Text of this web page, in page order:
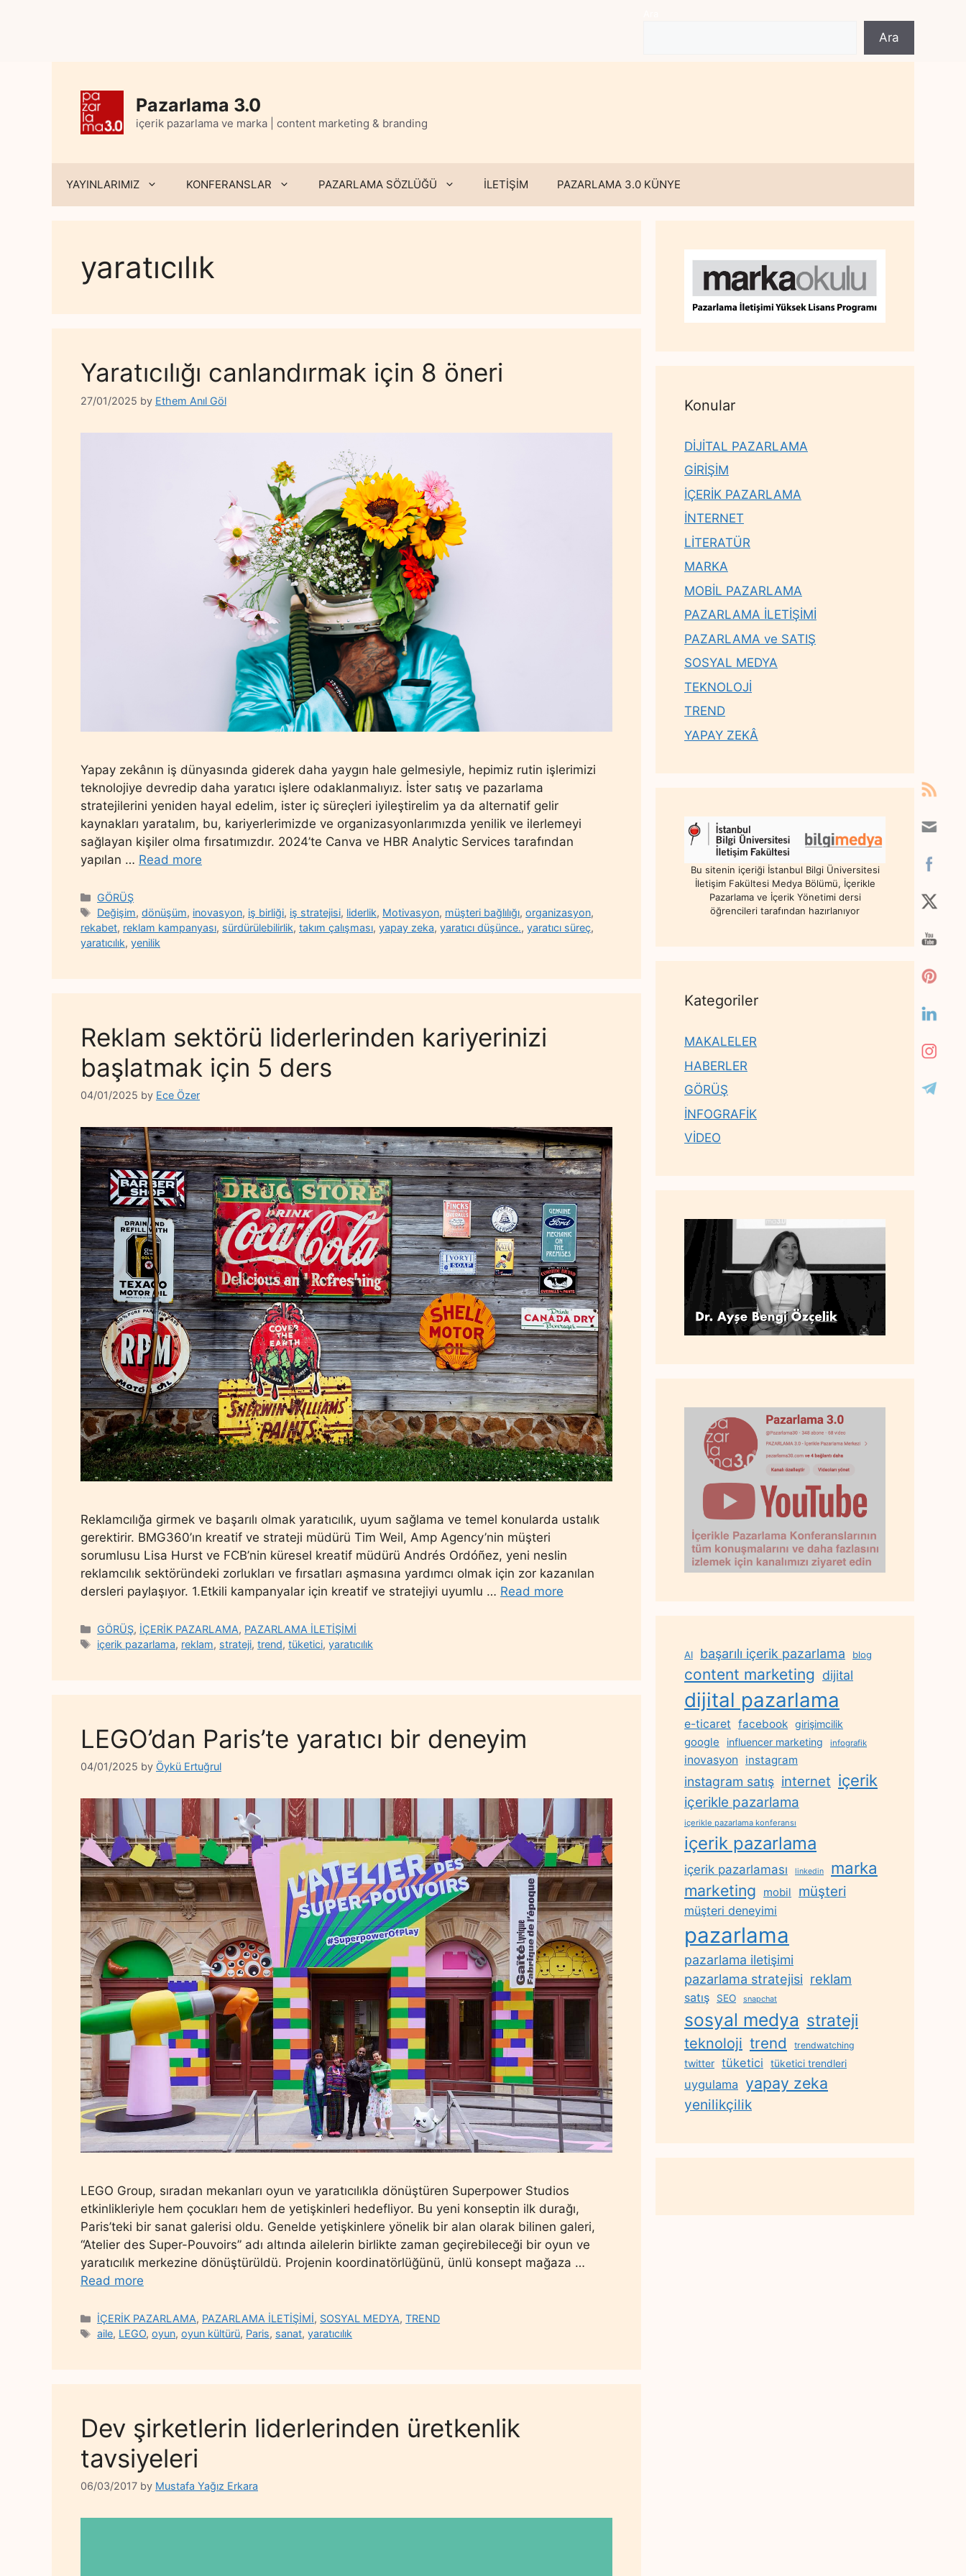
Ara
Pazarlama 3.0
içerik pazarlama ve marka | content marketing & branding
YAYINLARIMIZ KONFERANSLAR PAZARLAMA SÖZLÜĞÜ İLETİŞİM PAZARLAMA 3.0 KÜNYE
yaratıcılık
Yaratıcılığı canlandırmak için 8 öneri
27/01/2025 by Ethem Anıl Göl
Yapay zekânın iş dünyasında giderek daha yaygın hale gelmesiyle, hepimiz rutin işlerimizi
teknolojiye devredip daha yaratıcı işlere odaklanmalıyız. İster satış ve pazarlama
stratejilerini yeniden hayal edelim, ister iç süreçleri iyileştirelim ya da alternatif gelir
kaynakları yaratalım, bu, kariyerlerimizde ve organizasyonlarımızda yenilik ve ilerlemeyi
sağlayan kişiler olma fırsatımızdır. 2024’te Canva ve HBR Analytic Services tarafından
yapılan … Read more
Categories
GÖRÜŞ
Tags
Değişim,dönüşüm, inovasyon, iş birliği, iş stratejisi, liderlik, Motivasyon, müşteri bağlılığı,organizasyon,
rekabet, reklam kampanyası, sürdürülebilirlik, takım çalışması, yapay zeka, yaratıcı düşünce., yaratıcı süreç,
yaratıcılık, yenilik
Reklam sektörü liderlerinden kariyerinizi
başlatmak için 5 ders
04/01/2025 by Ece Özer
Reklamcılığa girmek ve başarılı olmak yaratıcılık, uyum sağlama ve temel konularda ustalık
gerektirir. BMG360’ın kreatif ve strateji müdürü Tim Weil, Amp Agency’nin müşteri
sorumlusu Lisa Hurst ve FCB’nin küresel kreatif müdürü Andrés Ordóñez, yeni neslin
reklamcılık sektöründeki zorlukları ve fırsatları aşmasına yardımcı olmak için zor kazanılan
dersleri paylaşıyor. 1.Etkili kampanyalar için kreatif ve stratejiyi uyumlu … Read more
Categories
GÖRÜŞ, İÇERİK PAZARLAMA, PAZARLAMA İLETİŞİMİ
Tags
içerik pazarlama, reklam, strateji,trend,tüketici,yaratıcılık
LEGO’dan Paris’te yaratıcı bir deneyim
04/01/2025 by Öykü Ertuğrul
LEGO Group, sıradan mekanları oyun ve yaratıcılıkla dönüştüren Superpower Studios
etkinlikleriyle hem çocukları hem de yetişkinleri hedefliyor. Bu yeni konseptin ilk durağı,
Paris’teki bir sanat galerisi oldu. Genelde yetişkinlere yönelik bir alan olarak bilinen galeri,
“Atelier des Super-Pouvoirs” adı altında ailelerin birlikte zaman geçirebileceği bir oyun ve
yaratıcılık merkezine dönüştürüldü. Projenin koordinatörlüğünü, ünlü konsept mağaza …
Read more
Categories
İÇERİK PAZARLAMA, PAZARLAMA İLETİŞİMİ, SOSYAL MEDYA,TREND
Tags
aile, LEGO,oyun,oyun kültürü, Paris, sanat,yaratıcılık
Dev şirketlerin liderlerinden üretkenlik
tavsiyeleri
06/03/2017 by Mustafa Yağız Erkara
Konular
DİJİTAL PAZARLAMA
GİRİŞİM
İÇERİK PAZARLAMA
İNTERNET
LİTERATÜR
MARKA
MOBİL PAZARLAMA
PAZARLAMA İLETİŞİMİ
PAZARLAMA ve SATIŞ
SOSYAL MEDYA
TEKNOLOJİ
TREND
YAPAY ZEKÂ
Bu sitenin içeriği İstanbul Bilgi Üniversitesi
İletişim Fakültesi Medya Bölümü, İçerikle
Pazarlama ve İçerik Yönetimi dersi
öğrencileri tarafından hazırlanıyor
Kategoriler
MAKALELER
HABERLER
GÖRÜŞ
İNFOGRAFİK
VİDEO
AI başarılı içerik pazarlama blog
content marketing dijital
dijital pazarlama
e-ticaret facebook girişimcilik
google influencer marketing infografik
inovasyon instagram
instagram satış internet içerik
içerikle pazarlama
içerikle pazarlama konferansı
içerik pazarlama
içerik pazarlaması linkedin marka
marketing mobil müşteri
müşteri deneyimi
pazarlama
pazarlama iletişimi
pazarlama stratejisi reklam
satış SEO snapchat
sosyal medya strateji
teknoloji trend trendwatching
twitter tüketici tüketici trendleri
uygulama yapay zeka
yenilikçilik